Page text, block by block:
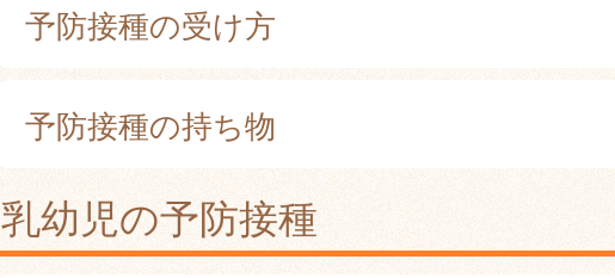
予防接種の受け方
予防接種の持ち物
乳幼児の予防接種